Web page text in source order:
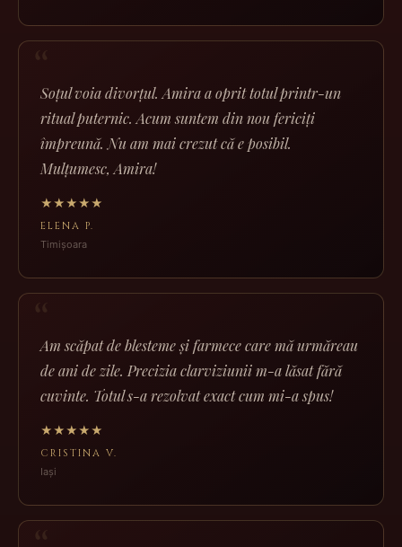
Soțul voia divorțul. Amira a oprit totul printr-un
ritual puternic. Acum suntem din nou fericiți
împreună. Nu am mai crezut că e posibil.
Mulțumesc, Amira!
★★★★★
ELENA P.
Timișoara
Am scăpat de blesteme și farmece care mă urmăreau
de ani de zile. Precizia clarviziunii m-a lăsat fără
cuvinte. Totul s-a rezolvat exact cum mi-a spus!
★★★★★
CRISTINA V.
Iași